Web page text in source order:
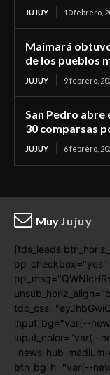
JUJUY 10 febrero,
Maimará
de los pueblos
JUJUY 9 febrero,
San Pedro abre
30 comparsas
JUJUY 6 febrero,
MuyJujuy
[tds_leads
pp_checkbox="yes"
input_bg="var(--
input_color="var(--
-news-hub-
btn_bg_h="var(--